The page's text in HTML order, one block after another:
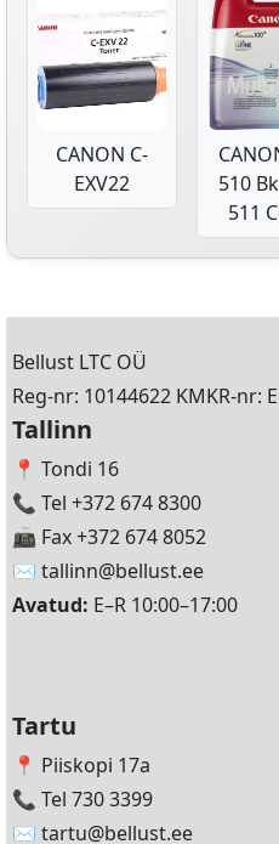
CANON C-
EXV22
510
511
Bellust LTC OÜ
Reg-nr: 10144622 KMKR-nr:
Tallinn
📍 Tondi 16
📞 Tel +372 674 8300
📠 Fax +372 674 8052
✉️ tallinn@bellust.ee
Avatud: E–R 10:00–17:00
Tartu
📍 Piiskopi 17a
📞 Tel 730 3399
✉️ tartu@bellust.ee